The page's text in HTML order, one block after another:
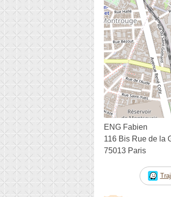
ENG Fabien
116 Bis Rue de la
75013 Paris